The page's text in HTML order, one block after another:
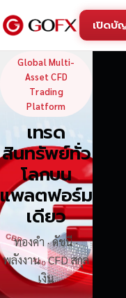
เปิดบั
GoFX —
Global Multi-
Asset CFD
Trading
Platform
เทรด
สินทรัพย์ทั่ว
โลกบน
แพลตฟอร์ม
เดียว
ทองคำ · ดัชนี ·
พลังงาน · CFD สกุล
เงิน